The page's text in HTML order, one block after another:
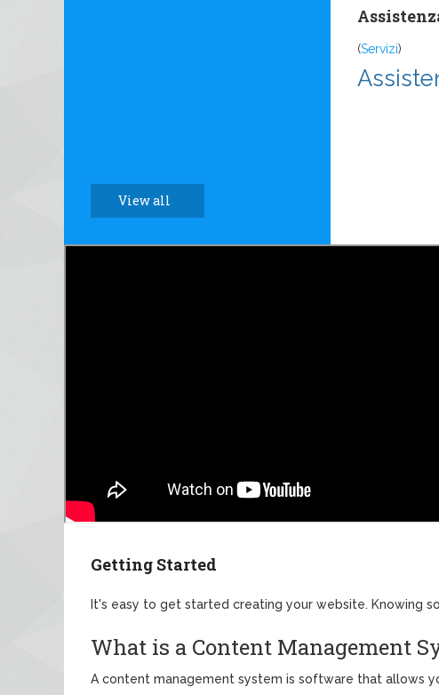
View all
(Servizi)
Getting Started
It's easy to get started creating your website. Knowing
What is a Content Management
A content management system is software that allows